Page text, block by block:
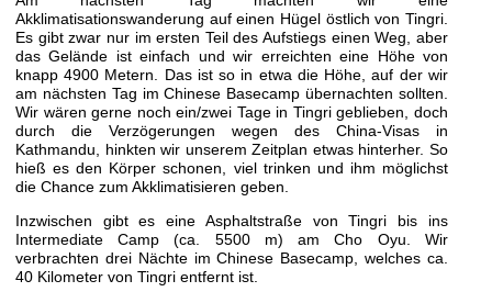
Akklimatisationswanderung auf einen Hügel östlich von Tingri.
Es gibt zwar nur im ersten Teil des Aufstiegs einen Weg, aber
das Gelände ist einfach und wir erreichten eine Höhe von
knapp 4900 Metern. Das ist so in etwa die Höhe, auf der wir
am nächsten Tag im Chinese Basecamp übernachten sollten.
Wir wären gerne noch ein/zwei Tage in Tingri geblieben, doch
durch die Verzögerungen wegen des China-Visas in
Kathmandu, hinkten wir unserem Zeitplan etwas hinterher. So
hieß es den Körper schonen, viel trinken und ihm möglichst
die Chance zum Akklimatisieren geben.
Inzwischen gibt es eine Asphaltstraße von Tingri bis ins
Intermediate Camp (ca. 5500 m) am Cho Oyu. Wir
verbrachten drei Nächte im Chinese Basecamp, welches ca.
40 Kilometer von Tingri entfernt ist.